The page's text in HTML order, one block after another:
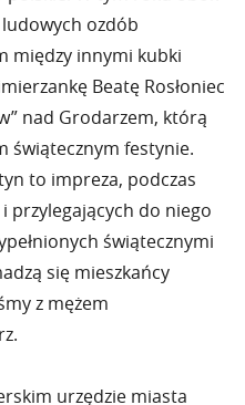
ozdób
między innymi kubki
Beatę Rosłoniec
nad Grodarzem, którą
świątecznym festynie.
to impreza, podczas
przylegających do niego
świątecznymi
się mieszkańcy
z mężem
urzędzie miasta